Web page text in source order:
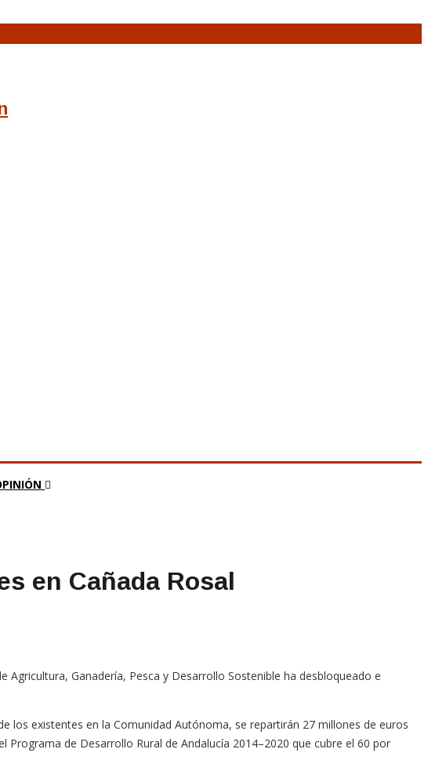
en Cañada Rosal
Ganadería, Pesca y Desarrollo Sostenible ha desbloqueado e
los existentes en la Comunidad Autónoma, se repartirán 27 millones de euros
de Desarrollo Rural de Andalucía 2014–2020 que cubre el 60 por